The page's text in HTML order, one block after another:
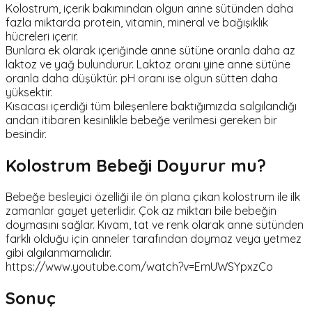
Kolostrum, içerik bakımından olgun anne sütünden daha
fazla miktarda protein, vitamin, mineral ve bağışıklık
hücreleri içerir.
Bunlara ek olarak içeriğinde anne sütüne oranla daha az
laktoz ve yağ bulundurur. Laktoz oranı yine anne sütüne
oranla daha düşüktür. pH oranı ise olgun sütten daha
yüksektir.
Kısacası içerdiği tüm bileşenlere baktığımızda salgılandığı
andan itibaren kesinlikle bebeğe verilmesi gereken bir
besindir.
Kolostrum Bebeği Doyurur mu?
Bebeğe besleyici özelliği ile ön plana çıkan kolostrum ile ilk
zamanlar gayet yeterlidir. Çok az miktarı bile bebeğin
doymasını sağlar. Kıvam, tat ve renk olarak anne sütünden
farklı olduğu için anneler tarafından doymaz veya yetmez
gibi algılanmamalıdır.
https://www.youtube.com/watch?v=EmUWSYpxzCo
Sonuç